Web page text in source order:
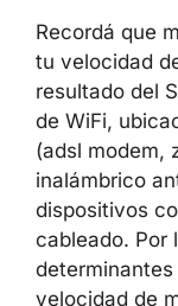
Recordá que
tu velocidad
resultado del
de WiFi,
(adsl modem,
inalámbrico
dispositivos
cableado. Por
velocidad de